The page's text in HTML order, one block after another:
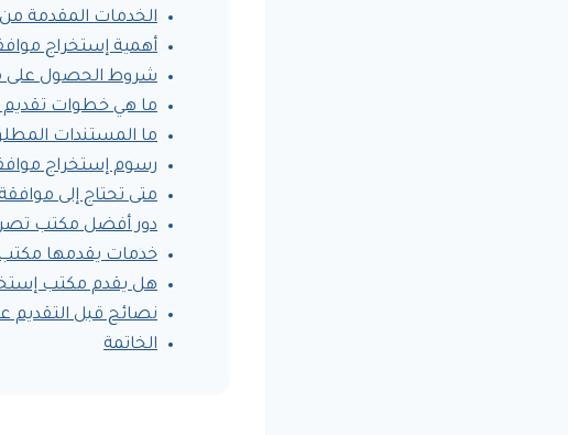
الخدمات المقدمة
أهمية إستخراج
شروط الحصول على
ما هي خطوات
ما المستندات
رسوم إستخراج
متى تحتاج إلى
دور أفضل مكتب
خدمات يقدمها مكتب
هل يقدم مكتب
نصائح قبل التقديم
الخاتمة